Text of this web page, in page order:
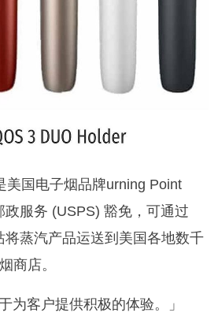
美国电子烟品牌urning Point
服务 (USPS) 豁免，可通过
将蒸汽产品运送到美国各地数千
商店。
为客户提供积极的体验。」